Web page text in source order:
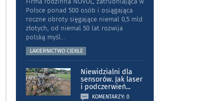
Polsce ponad 500 osób i osiągająca
roczne obroty sięgające niemal 0,5 mld
złotych, od niemal 50 lat rozwija
polską myśl...
LAKIERNICTWO CIEKŁE
Niewidzialni dla
sensorów. Jak laser
i podczerwień...
KOMENTARZY: 0